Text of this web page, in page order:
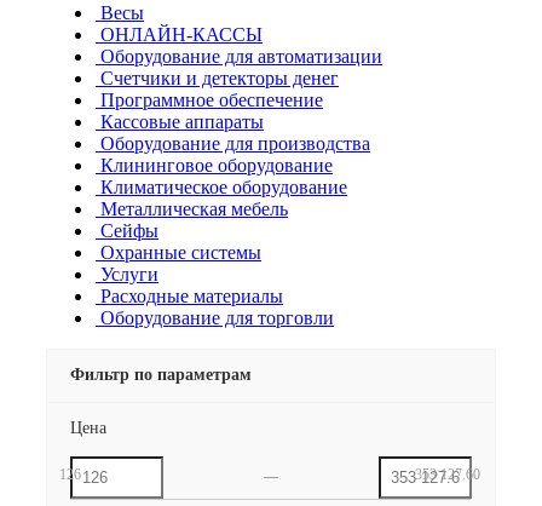
Весы
ОНЛАЙН-КАССЫ
Оборудование для автоматизации
Счетчики и детекторы денег
Программное обеспечение
Кассовые аппараты
Оборудование для производства
Клининговое оборудование
Климатическое оборудование
Металлическая мебель
Сейфы
Охранные системы
Услуги
Расходные материалы
Оборудование для торговли
Фильтр по параметрам
Цена
126 353 127.60